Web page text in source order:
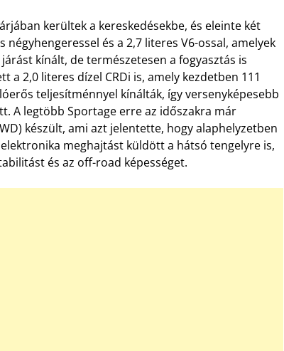
kerültek a kereskedésekbe, és eleinte két
és a 2,7 literes V6-ossal, amelyek
kínált, de természetesen a fogyasztás is
a 2,0 literes dízel CRDi is, amely kezdetben 111
teljesítménnyel kínálták, így versenyképesebb
A legtöbb Sportage erre az időszakra már
készült, ami azt jelentette, hogy alaphelyzetben
meghajtást küldött a hátsó tengelyre is,
és az off-road képességet.